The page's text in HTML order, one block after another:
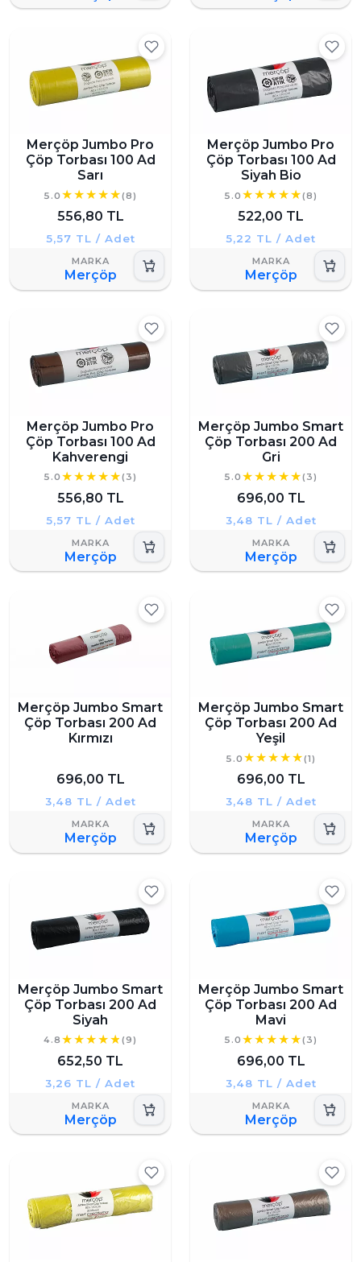
Merçöp Jumbo Pro
Çöp Torbası 100 Ad
Sarı
5.0 (8)
556,80 TL
5,57 TL / Adet
Merçöp
Merçöp Jumbo Pro
Çöp Torbası 100 Ad
Siyah Bio
5.0 (8)
522,00 TL
5,22 TL / Adet
Merçöp
Merçöp Jumbo Pro
Çöp Torbası 100 Ad
Kahverengi
5.0 (3)
556,80 TL
5,57 TL / Adet
Merçöp
Merçöp Jumbo Smart
Çöp Torbası 200 Ad
Gri
5.0 (3)
696,00 TL
3,48 TL / Adet
Merçöp
Merçöp Jumbo Smart
Çöp Torbası 200 Ad
Kırmızı
696,00 TL
3,48 TL / Adet
Merçöp
Merçöp Jumbo Smart
Çöp Torbası 200 Ad
Yeşil
5.0 (1)
696,00 TL
3,48 TL / Adet
Merçöp
Merçöp Jumbo Smart
Çöp Torbası 200 Ad
Siyah
4.8 (9)
652,50 TL
3,26 TL / Adet
Merçöp
Merçöp Jumbo Smart
Çöp Torbası 200 Ad
Mavi
5.0 (3)
696,00 TL
3,48 TL / Adet
Merçöp